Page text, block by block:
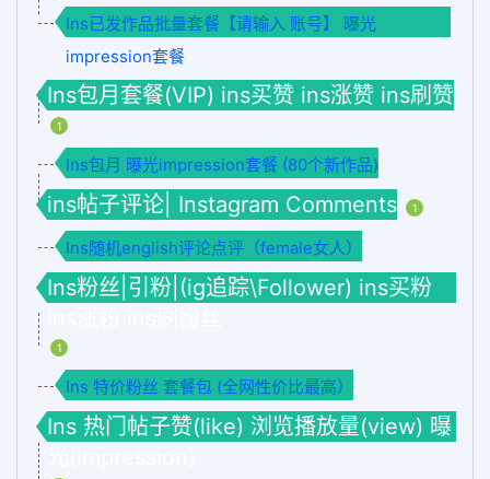
Ins已发作品批量套餐【请输入 账号】 曝光
impression套餐
Ins包月套餐(VIP) ins买赞 ins涨赞 ins刷赞
1
Ins包月 曝光impression套餐 (80个新作品)
ins帖子评论| Instagram Comments 1
Ins随机english评论点评（female女人）
Ins粉丝|引粉|(ig追踪\Follower) ins买粉
1
Ins 特价粉丝 套餐包 (全网性价比最高）
Ins 热门帖子赞(like) 浏览播放量(view) 曝